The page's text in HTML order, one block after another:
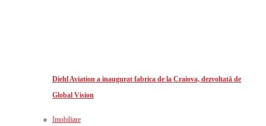
Diehl Aviation a inaugurat fabrica de la Craiova, dezvoltată de
Global Vision
Imobiliare